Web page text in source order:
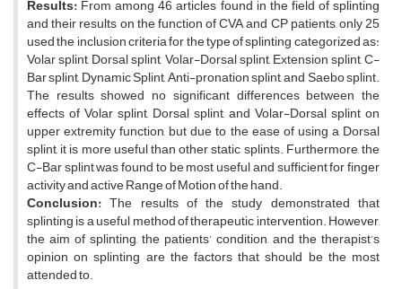
Results:From among 46 articles found in the field of splinting
and their results on the function of CVA and CP patients, only 25
used the inclusion criteria for the type of splinting categorized as:
Volar splint, Dorsal splint, Volar-Dorsal splint, Extension splint, C-
Bar splint, Dynamic Splint, Anti-pronation splint, and Saebo splint.
The results showed no significant differences between the
effects of Volar splint, Dorsal splint, and Volar-Dorsal splint on
upper extremity function, but due to the ease of using a Dorsal
splint, it is more useful than other static splints. Furthermore, the
C-Bar splint was found to be most useful and sufficient for finger
activity and active Range of Motion of the hand.
Conclusion:The results of the study demonstrated that
splinting is a useful method of therapeutic intervention. However,
the aim of splinting, the patients’ condition, and the therapist’s
opinion on splinting are the factors that should be the most
attended to.